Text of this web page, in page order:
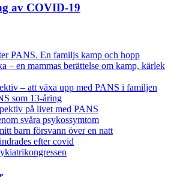
av COVID-19
PANS. En familjs kamp och hopp
– en mammas berättelse om kamp, kärlek
– att växa upp med PANS i familjen
som 13-åring
på livet med PANS
svåra psykossymtom
barn försvann över en natt
efter covid